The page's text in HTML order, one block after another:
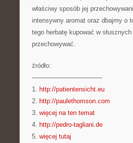
właściwy sposób jej
intensywny aromat oraz dbajmy o
tego herbatę kupować w
przechowywać.
źródło:
———————————
1. http://patientensicht.eu
2. http://paulethomson.com
3. więcej na ten temat
4. http://pedro-tagliani.de
5. więcej tutaj